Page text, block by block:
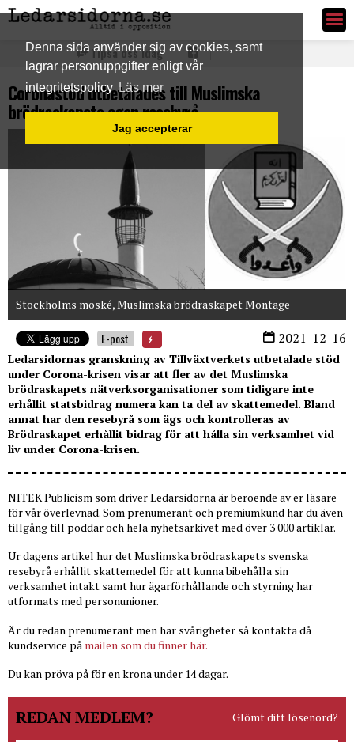
Denna sida använder sig av cookies, samt
lagrar personuppgifter enligt vår
integritetspolicyLäs mer
Jag accepterar
Ledarsidorna.se
Tipsa oss idag
Coronastöd utbetalades till Muslimska
brödraskapets egen resebyrå
Stockholms moské, Muslimska brödraskapet Montage
2021-12-16
E-post
Ledarsidornas granskning av Tillväxtverkets utbetalade stöd
under Corona-krisen visar att fler av det Muslimska
brödraskapets nätverksorganisationer som tidigare inte
erhållit statsbidrag numera kan ta del av skattemedel. Bland
annat har den resebyrå som ägs och kontrolleras av
Brödraskapet erhållit bidrag för att hålla sin verksamhet vid
liv under Corona-krisen.
NITEK Publicism som driver Ledarsidorna är beroende av er läsare
för vår överlevnad. Som prenumerant och premiumkund har du även
tillgång till poddar och hela nyhetsarkivet med över 3 000 artiklar.
Ur dagens artikel hur det Muslimska brödraskapets svenska
resebyrå erhållit skattemedel för att kunna bibehålla sin
verksamhet intakt samt hur ägarförhållande och styrning har
utformats med personunioner.
Är du redan prenumerant men har svårigheter så kontakta då
kundservice på mailen som du finner här.
Du kan pröva på för en krona under 14 dagar.
REDAN MEDLEM? Glömt ditt lösenord?